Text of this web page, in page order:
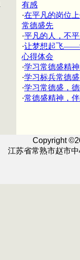
有感
·在平凡的岗位
常德盛先
·平凡的人，不
·让梦想起飞——
心得体会
·学习常德盛精
·学习标兵常德
·学习常德盛，
·常德盛精神，
Copyright
江苏省常熟市赵市